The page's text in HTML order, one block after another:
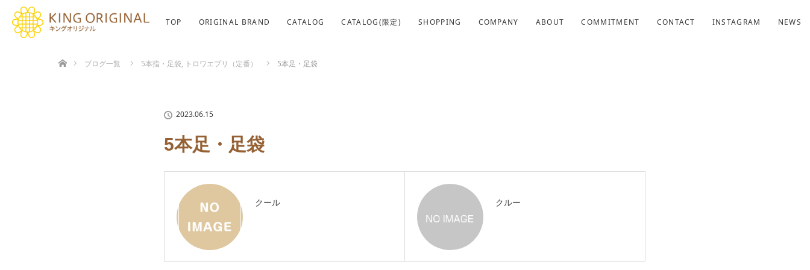
TOP ORIGINAL BRAND CATALOG CATALOG(限定) SHOPPING COMPANY ABOUT COMMITMENT CONTACT INSTAGRAM NEWS
ブログ一覧
5本指・足袋, トロワエプリ（定番） 5本足・足袋
2023.06.15
5本足・足袋
クール クルー